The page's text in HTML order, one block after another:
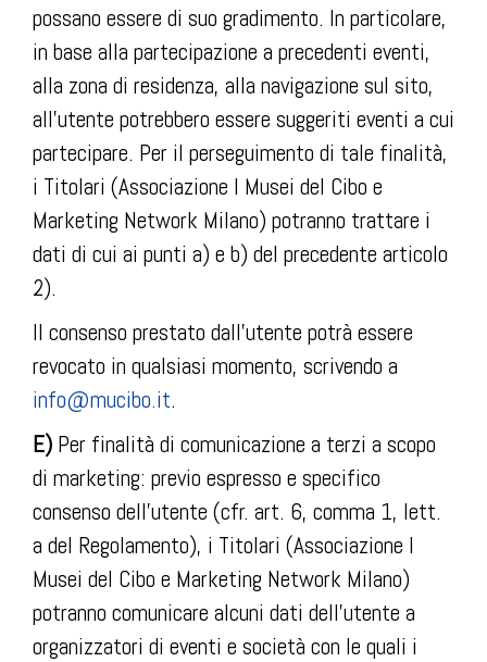
possano essere di suo gradimento. In particolare,
in base alla partecipazione a precedenti eventi,
alla zona di residenza, alla navigazione sul sito,
all’utente potrebbero essere suggeriti eventi a cui
partecipare. Per il perseguimento di tale finalità,
i Titolari (Associazione I Musei del Cibo e
Marketing Network Milano) potranno trattare i
dati di cui ai punti a) e b) del precedente articolo
2).
Il consenso prestato dall’utente potrà essere
revocato in qualsiasi momento, scrivendo a
info@mucibo.it.
E) Per finalità di comunicazione a terzi a scopo
di marketing: previo espresso e specifico
consenso dell’utente (cfr. art. 6, comma 1, lett.
a del Regolamento), i Titolari (Associazione I
Musei del Cibo e Marketing Network Milano)
potranno comunicare alcuni dati dell’utente a
organizzatori di eventi e società con le quali i